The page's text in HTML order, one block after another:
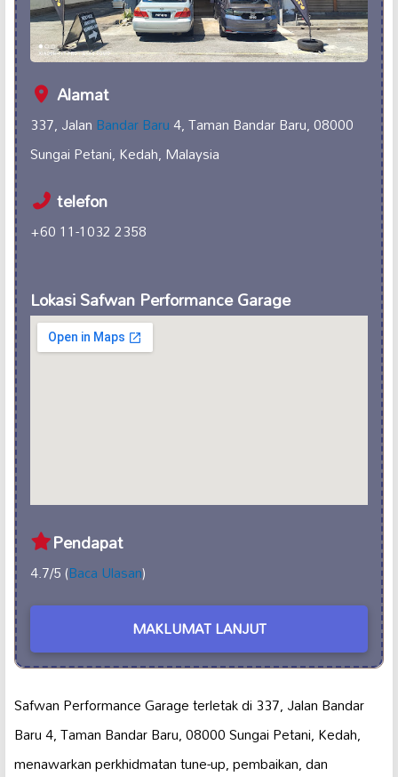
Alamat
337, JalanBandar Baru4, Taman Bandar Baru, 08000
Sungai Petani, Kedah, Malaysia
telefon
+60 11-1032 2358
Lokasi Safwan Performance Garage
Pendapat
4.7/5 (Baca Ulasan)
MAKLUMAT LANJUT
Safwan Performance Garage terletak di 337, Jalan Bandar
Baru 4, Taman Bandar Baru, 08000 Sungai Petani, Kedah,
menawarkan perkhidmatan tune-up, pembaikan, dan